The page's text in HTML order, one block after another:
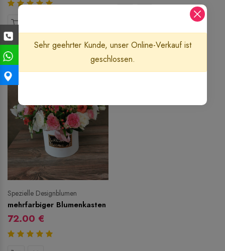
Spezielle Designblumen
mehrfarbiger Blumenkasten
72.00 €
Sehr geehrter Kunde, unser Online-Verkauf ist
geschlossen.